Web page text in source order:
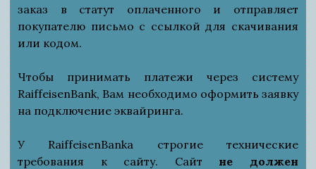
заказ в статут оплаченного и отправляет
покупателю письмо с ссылкой для скачивания
или кодом.
Чтобы принимать платежи через систему
RaiffeisenBank, Вам необходимо оформить заявку
на подключение эквайринга.
У RaiffeisenBankа строгие технические
требования к сайту. Сайт не должен